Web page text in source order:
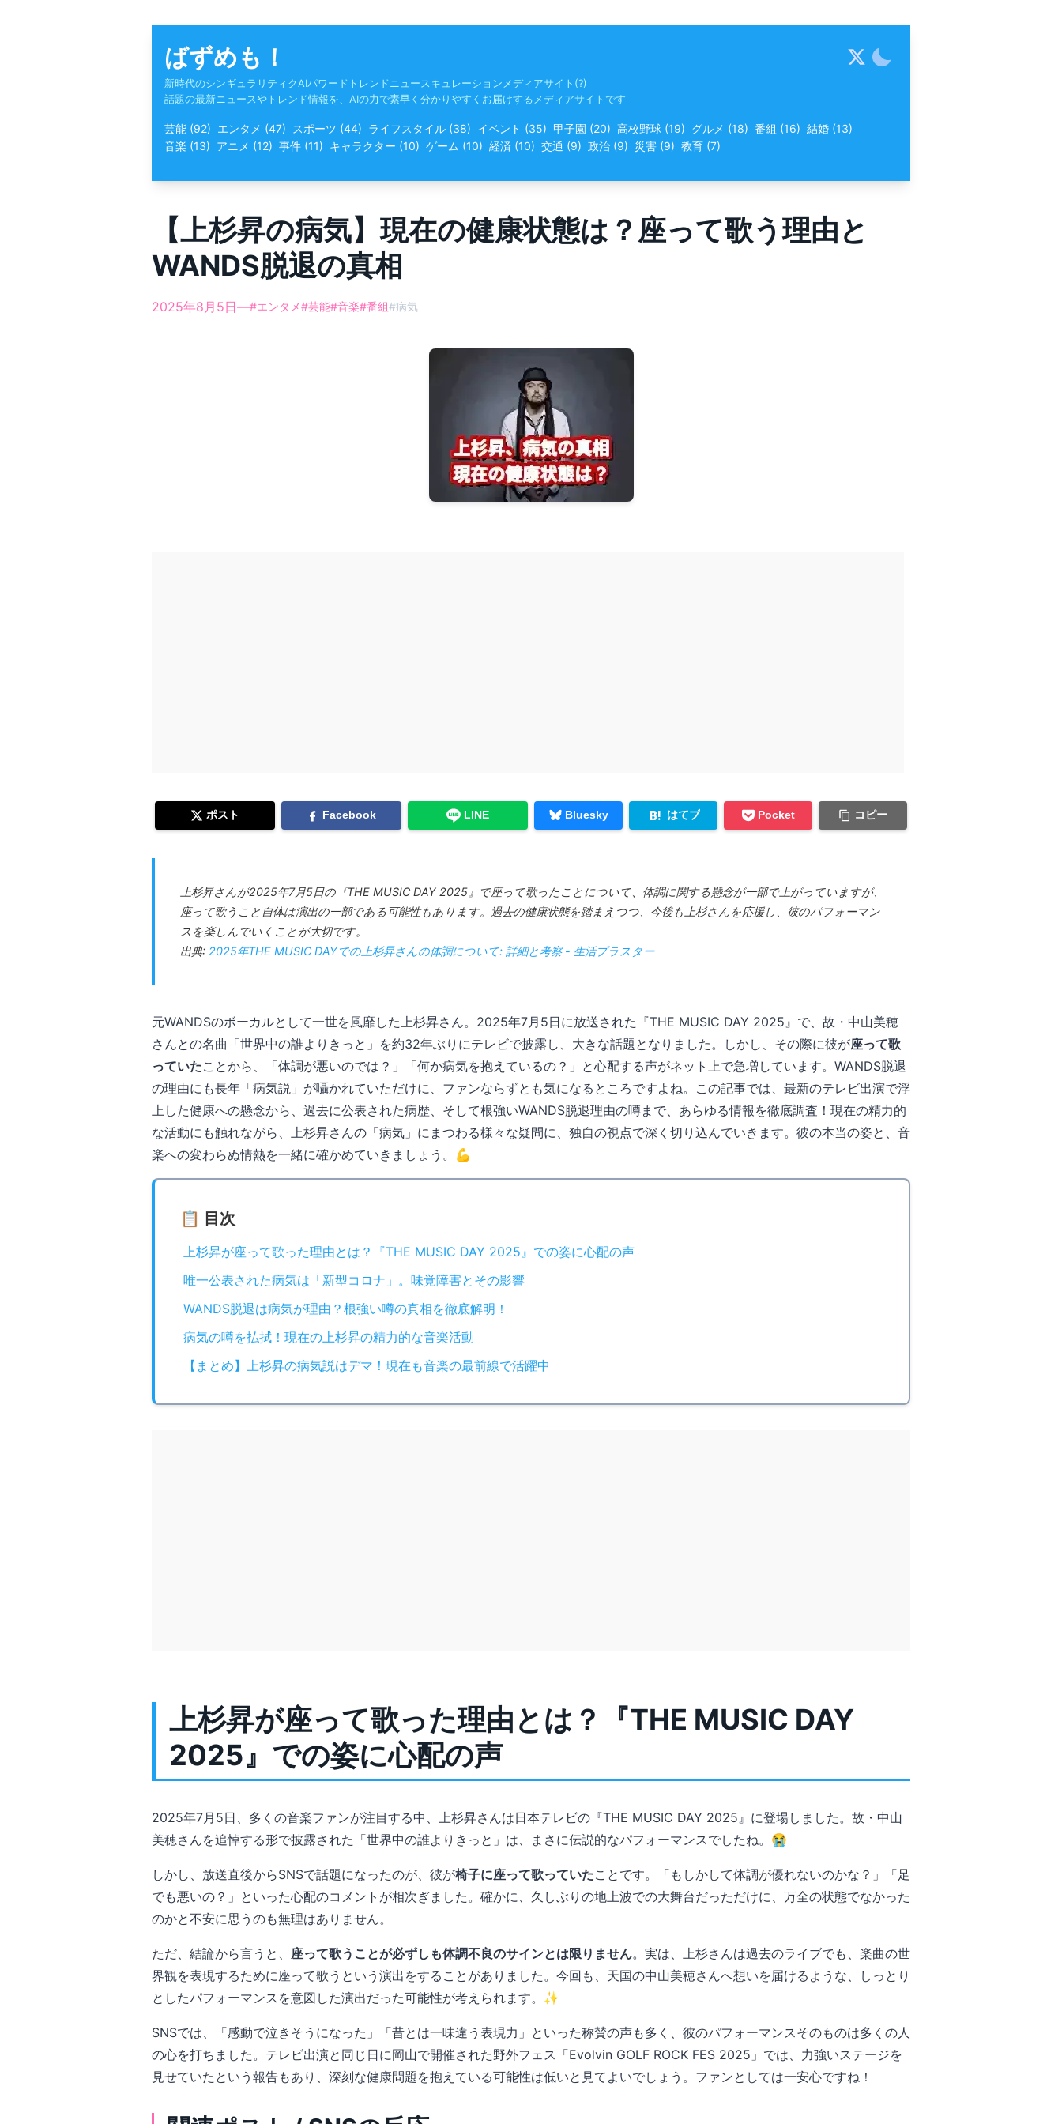
ばずめも！
新時代のシンギュラリティクAIパワードトレンドニュースキュレーションメディアサイト(?)
話題の最新ニュースやトレンド情報を、AIの力で素早く分かりやすくお届けするメディアサイトです
芸能 (92) エンタメ (47) スポーツ (44) ライフスタイル (38) イベント (35) 甲子園 (20) 高校野球 (19) グルメ (18) 番組 (16) 結婚 (13)
音楽 (13) アニメ (12) 事件 (11) キャラクター (10) ゲーム (10) 経済 (10) 交通 (9) 政治 (9) 災害 (9) 教育 (7)
【上杉昇の病気】現在の健康状態は？座って歌う理由と
WANDS脱退の真相
2025年8月5日—#エンタメ#芸能#音楽#番組#病気
ポスト Facebook LINE Bluesky はてブ Pocket コピー
上杉昇さんが2025年7月5日の『THE MUSIC DAY 2025』で座って歌ったことについて、体調に関する懸念が一部で上がっていますが、
座って歌うこと自体は演出の一部である可能性もあります。過去の健康状態を踏まえつつ、今後も上杉さんを応援し、彼のパフォーマン
スを楽しんでいくことが大切です。
出典: 2025年THE MUSIC DAYでの上杉昇さんの体調について: 詳細と考察 - 生活プラスター
元WANDSのボーカルとして一世を風靡した上杉昇さん。2025年7月5日に放送された『THE MUSIC DAY 2025』で、故・中山美穂
さんとの名曲「世界中の誰よりきっと」を約32年ぶりにテレビで披露し、大きな話題となりました。しかし、その際に彼が座って歌
っていたことから、「体調が悪いのでは？」「何か病気を抱えているの？」と心配する声がネット上で急増しています。WANDS脱退
の理由にも長年「病気説」が囁かれていただけに、ファンならずとも気になるところですよね。この記事では、最新のテレビ出演で浮
上した健康への懸念から、過去に公表された病歴、そして根強いWANDS脱退理由の噂まで、あらゆる情報を徹底調査！現在の精力的
な活動にも触れながら、上杉昇さんの「病気」にまつわる様々な疑問に、独自の視点で深く切り込んでいきます。彼の本当の姿と、音
楽への変わらぬ情熱を一緒に確かめていきましょう。💪
📋 目次
上杉昇が座って歌った理由とは？『THE MUSIC DAY 2025』での姿に心配の声
唯一公表された病気は「新型コロナ」。味覚障害とその影響
WANDS脱退は病気が理由？根強い噂の真相を徹底解明！
病気の噂を払拭！現在の上杉昇の精力的な音楽活動
【まとめ】上杉昇の病気説はデマ！現在も音楽の最前線で活躍中
上杉昇が座って歌った理由とは？『THE MUSIC DAY
2025』での姿に心配の声
2025年7月5日、多くの音楽ファンが注目する中、上杉昇さんは日本テレビの『THE MUSIC DAY 2025』に登場しました。故・中山
美穂さんを追悼する形で披露された「世界中の誰よりきっと」は、まさに伝説的なパフォーマンスでしたね。😭
しかし、放送直後からSNSで話題になったのが、彼が椅子に座って歌っていたことです。「もしかして体調が優れないのかな？」「足
でも悪いの？」といった心配のコメントが相次ぎました。確かに、久しぶりの地上波での大舞台だっただけに、万全の状態でなかった
のかと不安に思うのも無理はありません。
ただ、結論から言うと、 座って歌うことが必ずしも体調不良のサインとは限りません。実は、上杉さんは過去のライブでも、楽曲の世
界観を表現するために座って歌うという演出をすることがありました。今回も、天国の中山美穂さんへ想いを届けるような、しっとり
としたパフォーマンスを意図した演出だった可能性が考えられます。✨
SNSでは、「感動で泣きそうになった」「昔とは一味違う表現力」といった称賛の声も多く、彼のパフォーマンスそのものは多くの人
の心を打ちました。テレビ出演と同じ日に岡山で開催された野外フェス「Evolvin GOLF ROCK FES 2025」では、力強いステージを
見せていたという報告もあり、深刻な健康問題を抱えている可能性は低いと見てよいでしょう。ファンとしては一安心ですね！